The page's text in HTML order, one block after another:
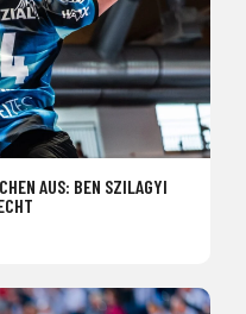
AUS: BEN SZILAGYI